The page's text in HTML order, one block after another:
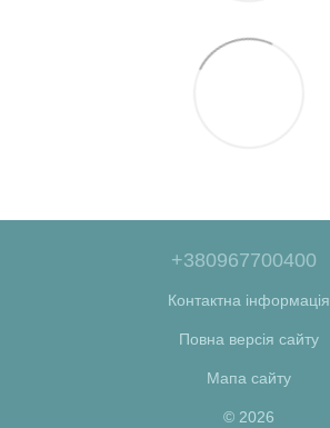
+380967700400
Контактна інформація
Повна версія сайту
Мапа сайту
© 2026